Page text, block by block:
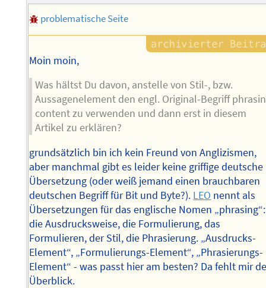
problematische Seite
Moin moin,
Was hältst Du davon, anstelle von Stil-, bzw.
Aussagenelement den engl. Original-Begriff
content zu verwenden und dann erst in diesem
Artikel zu erklären?
grundsätzlich bin ich kein Freund von Anglizismen,
aber manchmal gibt es leider keine griffige deutsche
Übersetzung (oder weiß jemand einen brauchbaren
deutschen Begriff für Bit und Byte?). LEO nennt als
Übersetzungen für das englische Nomen „phrasing“:
die Ausdrucksweise, die Formulierung, das
Formulieren, der Stil, die Phrasierung. „Ausdrucks-
Element“, „Formulierungs-Element“, „Phrasierungs-
Element“ - was passt hier am besten? Da fehlt mir
Überblick.